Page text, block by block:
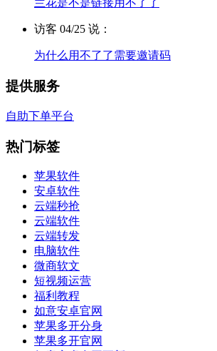
兰花是不是链接用不了了
访客 04/25 说：
为什么用不了了需要邀请码
提供服务
自助下单平台
热门标签
苹果软件
安卓软件
云端秒抢
云端软件
云端转发
电脑软件
微商软文
短视频运营
福利教程
如意安卓官网
苹果多开分身
苹果多开官网